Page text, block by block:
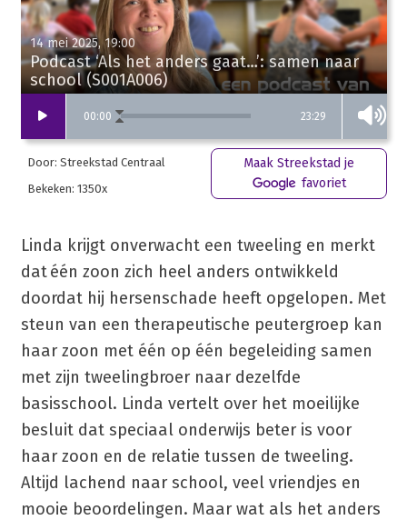
00:00 23:29
14 mei 2025, 19:00
Podcast ‘Als het anders gaat…’: samen naar
school (S001A006)
Door: Streekstad Centraal
Bekeken: 1350x
Maak Streekstad je
favoriet
Linda krijgt onverwacht een tweeling en merkt
dat één zoon zich heel anders ontwikkeld
doordat hij hersenschade heeft opgelopen. Met
steun van een therapeutische peutergroep kan
haar zoon met één op één begeleiding samen
met zijn tweelingbroer naar dezelfde
basisschool. Linda vertelt over het moeilijke
besluit dat speciaal onderwijs beter is voor
haar zoon en de relatie tussen de tweeling.
Altijd lachend naar school, veel vriendjes en
mooie beoordelingen. Maar wat als het anders